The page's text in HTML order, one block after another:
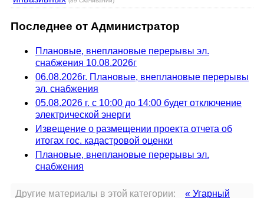
Последнее от Администратор
Плановые, внеплановые перерывы эл.
снабжения 10.08.2026г
06.08.2026г. Плановые, внеплановые перерывы
эл. снабжения
05.08.2026 г. с 10:00 до 14:00 будет отключение
электрической энерги
Извещение о размещении проекта отчета об
итогах гос. кадастровой оценки
Плановые, внеплановые перерывы эл.
снабжения
Другие материалы в этой категории: « Угарный